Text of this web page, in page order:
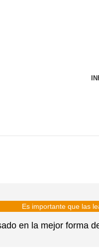
Es importante que las
en la mejor forma